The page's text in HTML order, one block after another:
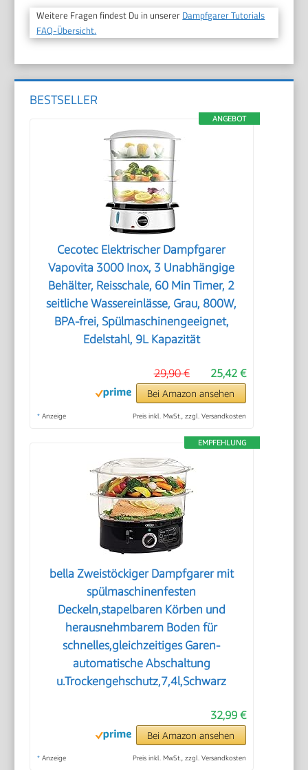
Weitere Fragen findest Du in unserer Dampfgarer Tutorials
FAQ-Übersicht.
BESTSELLER
ANGEBOT
Cecotec Elektrischer Dampfgarer
Vapovita 3000 Inox, 3 Unabhängige
Behälter, Reisschale, 60 Min Timer, 2
seitliche Wassereinlässe, Grau, 800W,
BPA-frei, Spülmaschinengeeignet,
Edelstahl, 9L Kapazität
25,42 €
29,90 €
Bei Amazon ansehen
* Anzeige Preis inkl. MwSt., zzgl. Versandkosten
EMPFEHLUNG
bella Zweistöckiger Dampfgarer mit
spülmaschinenfesten
Deckeln,stapelbaren Körben und
herausnehmbarem Boden für
schnelles,gleichzeitiges Garen-
automatische Abschaltung
u.Trockengehschutz,7,4l,Schwarz
32,99 €
Bei Amazon ansehen
* Anzeige Preis inkl. MwSt., zzgl. Versandkosten